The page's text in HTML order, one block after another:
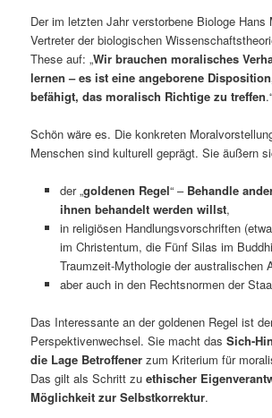
Der im letzten Jahr verstorbene Biologe Hans
Vertreter der biologischen
These auf: „Wir brauchen moralisches
lernen – es ist eine angeborene
befähigt, das moralisch Richtige zu treffen.“
Schön wäre es. Die konkreten
Menschen sind kulturell geprägt. Sie äußern
der „goldenen Regel“ – Behandle
ihnen behandelt werden willst,
in religiösen Handlungsvorschriften
im Christentum, die Fünf Silas im
Traumzeit-Mythologie der australischen
aber auch in den Rechtsnormen der
Das Interessante an der goldenen Regel ist
Perspektivenwechsel. Sie macht dasSich-
die Lage Betroffener zum Kriterium für
Das gilt als Schritt zuethischer
Möglichkeit zur Selbstkorrektur.